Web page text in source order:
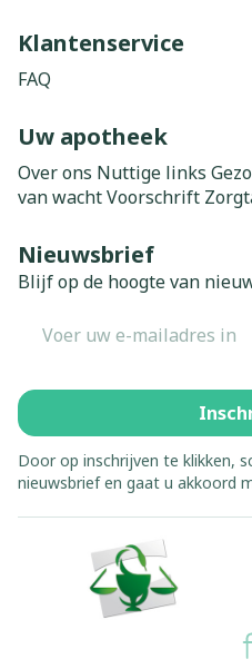
Klantenservice
FAQ
Uw apotheek
Over ons Nuttige links
van wachtVoorschrift
Nieuwsbrief
Blijf op de hoogte van
Door op inschrijven te klikken,
nieuwsbrief en gaat u akkoord